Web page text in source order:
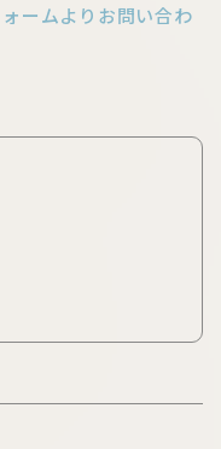
ームよりお問い合わ